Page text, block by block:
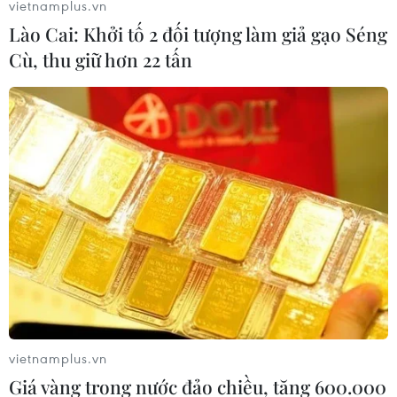
Chiến dịch 500 ngày đêm: Chạy đua với
thời gian để trả lại tên cho các liệt sỹ
05/07/2026 08:38
vietnamplus.vn
Lào Cai: Khởi tố 2 đối tượng làm giả gạo Séng
Cù, thu giữ hơn 22 tấn
vietnamplus.vn
Giá vàng trong nước đảo chiều, tăng 600.000